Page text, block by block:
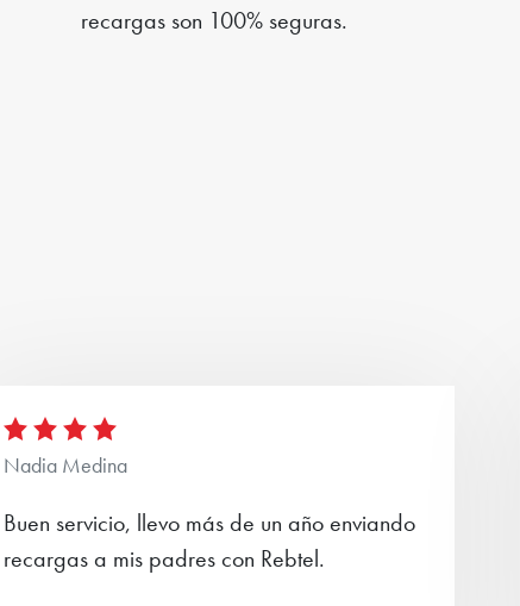
recargas son 100% seguras.
Nadia Medina
Buen servicio, llevo más de un año enviando
recargas a mis padres con Rebtel.